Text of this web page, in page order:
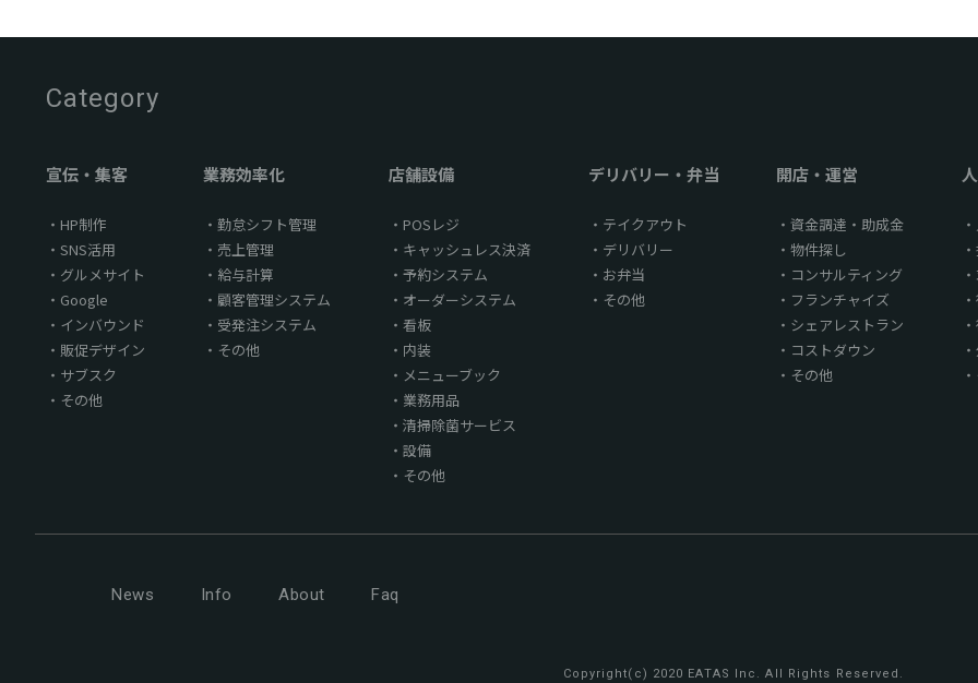
Category
宣伝・集客
HP制作
SNS活用
グルメサイト
Google
インバウンド
販促デザイン
サブスク
その他
業務効率化
勤怠シフト管理
売上管理
給与計算
顧客管理システム
受発注システム
その他
店舗設備
POSレジ
キャッシュレス決済
予約システム
オーダーシステム
看板
内装
メニューブック
業務用品
清掃除菌サービス
設備
その他
デリバリー・弁当
テイクアウト
デリバリー
お弁当
その他
開店・運営
資金調達・助成金
物件探し
コンサルティング
フランチャイズ
シェアレストラン
コストダウン
その他
News Info About Faq
Copyright(c) 2020 EATAS Inc. All Rights Reserved.